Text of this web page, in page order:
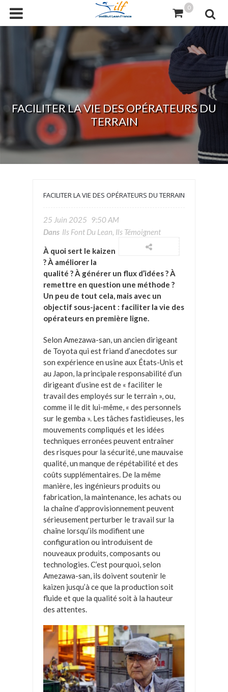
0
FACILITER LA VIE DES OPÉRATEURS DU
TERRAIN
FACILITER LA VIE DES OPÉRATEURS DU TERRAIN
25 Juin 2025 9:50 AM
Dans Ils Font Du Lean, Ils Témoignent
À quoi sert le kaizen
? À améliorer la
qualité ? À générer un flux d’idées ? À
remettre en question une méthode ?
Un peu de tout cela, mais avec un
objectif sous-jacent : faciliter la vie des
opérateurs en première ligne.
Selon Amezawa-san, un ancien dirigeant
de Toyota qui est friand d’anecdotes sur
son expérience en usine aux États-Unis et
au Japon, la principale responsabilité d’un
dirigeant d’usine est de « faciliter le
travail des employés sur le terrain », ou,
comme il le dit lui-même, « des personnels
sur le gemba ». Les tâches fastidieuses, les
mouvements compliqués et les idées
techniques erronées peuvent entraîner
des risques pour la sécurité, une mauvaise
qualité, un manque de répétabilité et des
coûts supplémentaires. De la même
manière, les ingénieurs produits ou
fabrication, la maintenance, les achats ou
la chaîne d’approvisionnement peuvent
sérieusement perturber le travail sur la
chaîne lorsqu’ils modifient une
configuration ou introduisent de
nouveaux produits, composants ou
technologies. C’est pourquoi, selon
Amezawa-san, ils doivent soutenir le
kaizen jusqu’à ce que la production soit
fluide et que la qualité soit à la hauteur
des attentes.